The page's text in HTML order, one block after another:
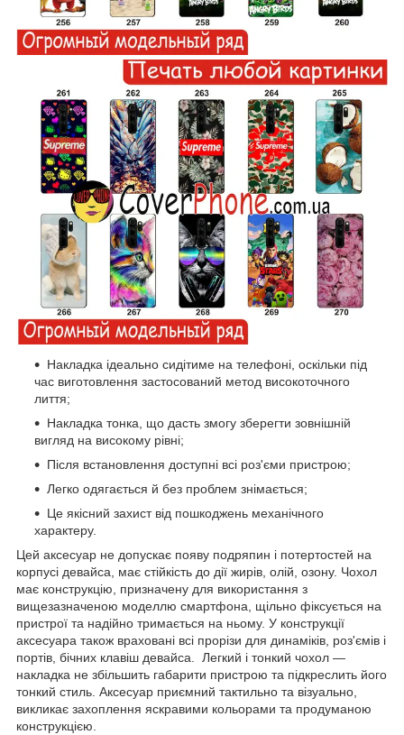
Накладка ідеально сидітиме на телефоні, оскільки під
час виготовлення застосований метод високоточного
лиття;
Накладка тонка, що дасть змогу зберегти зовнішній
вигляд на високому рівні;
Після встановлення доступні всі роз'єми пристрою;
Легко одягається й без проблем знімається;
Це якісний захист від пошкоджень механічного
характеру.
Цей аксесуар не допускає появу подряпин і потертостей на
корпусі девайса, має стійкість до дії жирів, олій, озону. Чохол
має конструкцію, призначену для використання з
вищезазначеною моделлю смартфона, щільно фіксується на
пристрої та надійно тримається на ньому. У конструкції
аксесуара також враховані всі прорізи для динаміків, роз'ємів і
портів, бічних клавіш девайса. Легкий і тонкий чохол —
накладка не збільшить габарити пристрою та підкреслить його
тонкий стиль. Аксесуар приємний тактильно та візуально,
викликає захоплення яскравими кольорами та продуманою
конструкцією.